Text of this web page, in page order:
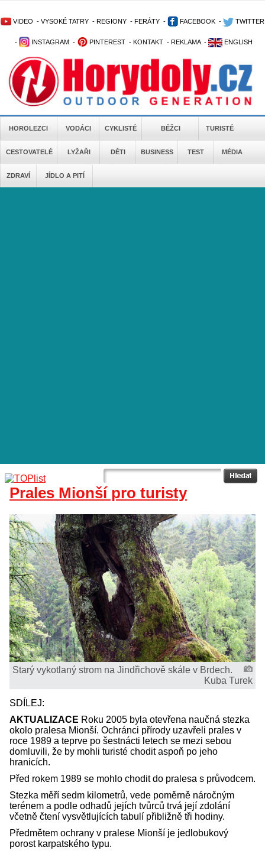
VIDEO - VYSOKÉ TATRY - REGIONY - FERÁTY - FACEBOOK - TWITTER
- INSTAGRAM - PINTEREST - KONTAKT - REKLAMA - ENGLISH
HOROLEZCI VODÁCI CYKLISTÉ BĚŽCI TURISTÉ
CESTOVATELÉ LYŽAŘI DĚTI BUSINESS TEST MÉDIA
ZDRAVÍ JÍDLO A PITÍ
Prales Mionší pro turisty
Starý vykotlaný strom na Jindřichově skále v Brdech.
Kuba Turek
SDÍLEJ:
AKTUALIZACE Roku 2005 byla otevřena naučná stezka
okolo pralesa Mionší. Ochránci přírody uzavřeli prales v
roce 1989 a teprve po šestnácti letech se mezi sebou
domluvili, že by mohli turisté chodit aspoň po jeho
hranicích.
Před rokem 1989 se mohlo chodit do pralesa s průvodcem.
Stezka měří sedm kilometrů, vede poměrně náročným
terénem a podle odhadů jejích tvůrců trvá její zdolání
včetně čtení vysvětlujících tabulí přibližně tři hodiny.
Předmětem ochrany v pralese Mionší je jedlobukový
porost karpatského typu.